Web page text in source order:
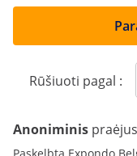
Rūšiuoti pagal :
Anoniminis